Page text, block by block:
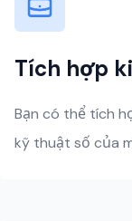
Tích hợp
Bạn có thể tích
kỹ thuật số của